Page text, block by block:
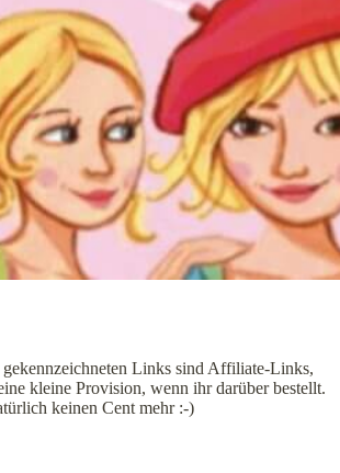
Links sind Affiliate-Links,
kleine Provision, wenn ihr darüber bestellt.
keinen Cent mehr :-)